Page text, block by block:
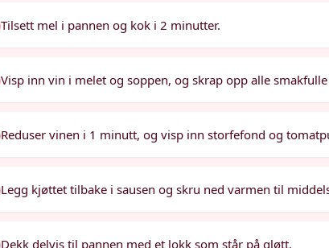
Tilsett mel i pannen og kok i 2 minutter.
Visp inn vin i melet og soppen, og skrap opp alle
Reduser vinen i 1 minutt, og visp inn storfefond og
Legg kjøttet tilbake i sausen og skru ned varmen til
Dekk delvis til pannen med et lokk som står på gløtt.